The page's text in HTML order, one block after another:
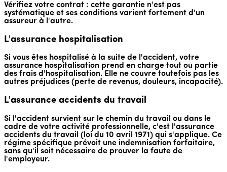
Vérifiez votre contrat : cette garantie n'est pas
systématique et ses conditions varient fortement d'un
assureur à l'autre.
L'assurance hospitalisation
Si vous êtes hospitalisé à la suite de l'accident, votre
assurance hospitalisation prend en charge tout ou partie
des frais d'hospitalisation. Elle ne couvre toutefois pas les
autres préjudices (perte de revenus, douleurs, incapacité).
L'assurance accidents du travail
Si l'accident survient sur le chemin du travail ou dans le
cadre de votre activité professionnelle, c'est l'assurance
accidents du travail (loi du 10 avril 1971) qui s'applique. Ce
régime spécifique prévoit une indemnisation forfaitaire,
sans qu'il soit nécessaire de prouver la faute de
l'employeur.